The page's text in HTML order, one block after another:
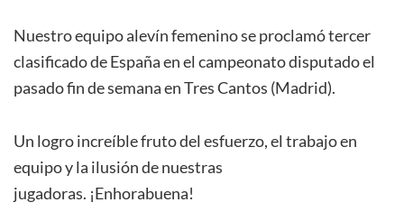
Nuestro equipo alevín femenino se proclamó tercer
clasificado de España en el campeonato disputado el
pasado fin de semana en Tres Cantos (Madrid).
Un logro increíble fruto del esfuerzo, el trabajo en
equipo y la ilusión de nuestras
jugadoras. ¡Enhorabuena!